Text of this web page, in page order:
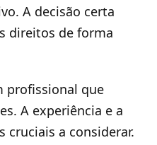
A decisão certa
direitos de forma
profissional que
A experiência e a
cruciais a considerar.